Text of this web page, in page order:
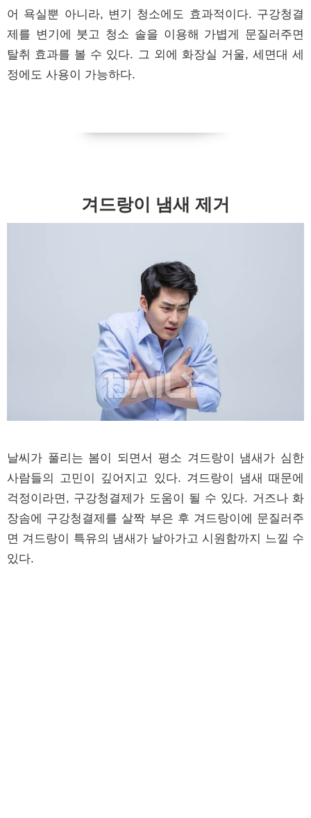
어 욕실뿐 아니라, 변기 청소에도 효과적이다. 구강청결
제를 변기에 붓고 청소 솔을 이용해 가볍게 문질러주면
탈취 효과를 볼 수 있다. 그 외에 화장실 거울, 세면대 세
정에도 사용이 가능하다.
겨드랑이 냄새 제거
날씨가 풀리는 봄이 되면서 평소 겨드랑이 냄새가 심한
사람들의 고민이 깊어지고 있다. 겨드랑이 냄새 때문에
걱정이라면, 구강청결제가 도움이 될 수 있다. 거즈나 화
장솜에 구강청결제를 살짝 부은 후 겨드랑이에 문질러주
면 겨드랑이 특유의 냄새가 날아가고 시원함까지 느낄 수
있다.